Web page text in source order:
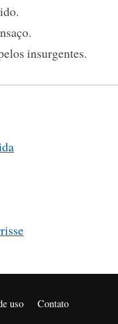
insurgentes.
uso Contato